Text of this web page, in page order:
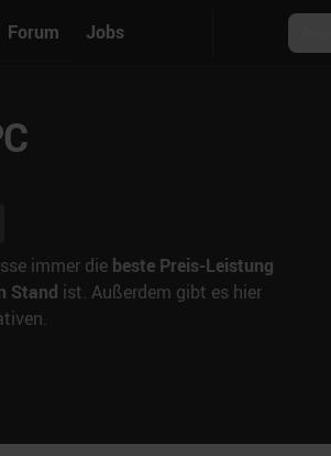
Forum Jobs
immer die beste Preis-Leistung
Stand ist. Außerdem gibt es hier